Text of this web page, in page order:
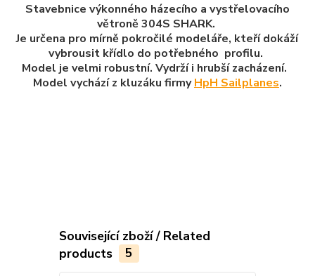
Stavebnice výkonného házecího a vystřelovacího
větroně 304S SHARK.
Je určena pro mírně pokročilé modeláře, kteří dokáží
vybrousit křídlo do potřebného profilu.
Model je velmi robustní. Vydrží i hrubší zacházení.
Model vychází z kluzáku firmyHpH Sailplanes.
Související zboží / Related
products
5